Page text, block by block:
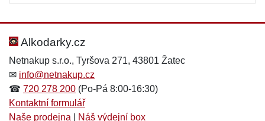
Alkodarky.cz
Netnakup s.r.o., Tyršova 271, 43801 Žatec
✉ info@netnakup.cz
☎ 720 278 200 (Po-Pá 8:00-16:30)
Kontaktní formulář
Naše prodejna
Náš výdejní box